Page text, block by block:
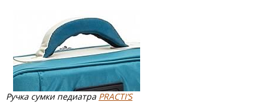
Ручка сумки педиатра PRACTI’S